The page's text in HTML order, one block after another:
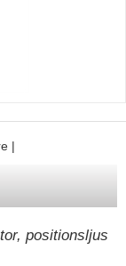
|
positionsljus